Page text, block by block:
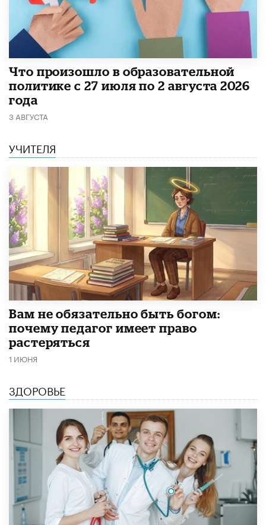
​Что произошло в образовательной
политике с 27 июля по 2 августа 2026
года
3 АВГУСТА
УЧИТЕЛЯ
​Вам не обязательно быть богом:
почему педагог имеет право
растеряться
1 ИЮНЯ
ЗДОРОВЬЕ